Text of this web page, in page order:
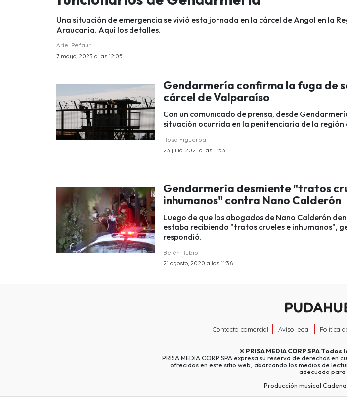
Una situación de emergencia se vivió esta jornada en la cárcel de Angol en la
Araucanía. Aquí los detalles.
Ariel Pefaur
7 mayo, 2023 a las 12:05
Gendarmería confirma la fuga de
cárcel de Valparaíso
Con un comunicado de prensa, desde
situación ocurrida en la penitenciaria de la región
Rosa Figueroa
23 julio, 2021 a las 11:53
Gendarmería desmiente "tratos
inhumanos" contra Nano Calderón
Luego de que los abogados de Nano Calderón
estaba recibiendo "tratos crueles e inhumanos",
respondió.
Belén Rubio
21 agosto, 2020 a las 11:36
Contacto comercial Aviso legal Política
© PRISA MEDIA CORP SPATodos
PRISA MEDIA CORP SPA expresa su reserva de derechos
ofrecidos en este sitio web, abarcando los medios de
adecuado para
Producción musical Cadena